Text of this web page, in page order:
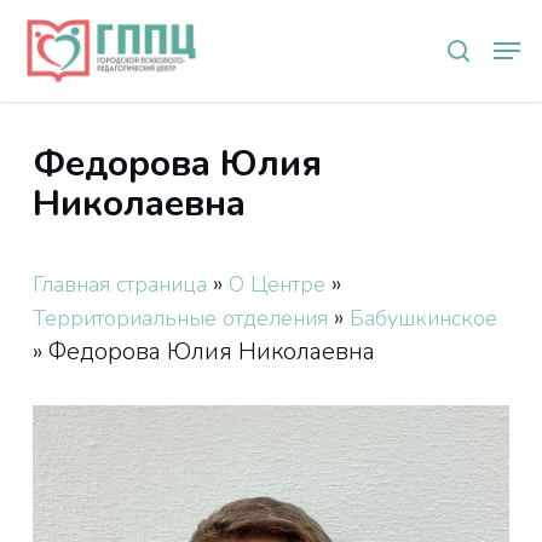
Skip
main
search
Федорова Юлия
Николаевна
Главная страница » О Центре »
Территориальные отделения » Бабушкинское
»Федорова Юлия Николаевна